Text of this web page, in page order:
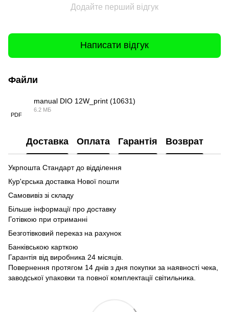
Додайте перший відгук
Написати відгук
Файли
PDF
manual DIO 12W_print (10631)
6.2 МБ
Доставка Оплата Гарантія Возврат
Укрпошта Стандарт до відділення
Кур'єрська доставка Нової пошти
Самовивіз зі складу
Більше інформації про доставку
Готівкою при отриманні
Безготівковий переказ на рахунок
Банківською карткою
Гарантія від виробника 24 місяців.
Повернення протягом 14 днів з дня покупки за наявності чека,
заводської упаковки та повної комплектації світильника.